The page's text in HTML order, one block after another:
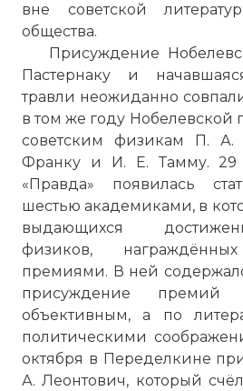
вне советской
общества.
Присуждение
Пастернаку и
травли неожиданно
в том же году
советским физикам П. А.
Франку и И. Е. Тамму. 29
«Правда» появилась
шестью академиками, в
выдающихся
физиков,
премиями. В ней
присуждение премий
объективным, а по
политическими
октября в Переделкине
А. Леонтович, который